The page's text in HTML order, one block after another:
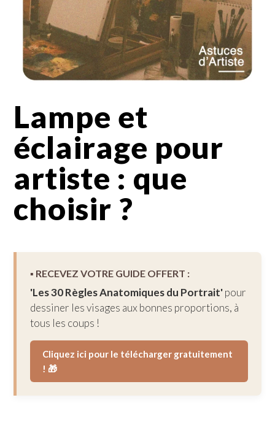
Lampe et
éclairage pour
artiste : que
choisir ?
▪︎ RECEVEZ VOTRE GUIDE OFFERT :
'Les 30 Règles Anatomiques du Portrait'pour
dessiner les visages aux bonnes proportions, à
tous les coups !
Cliquez ici pour le télécharger gratuitement
! 🎁